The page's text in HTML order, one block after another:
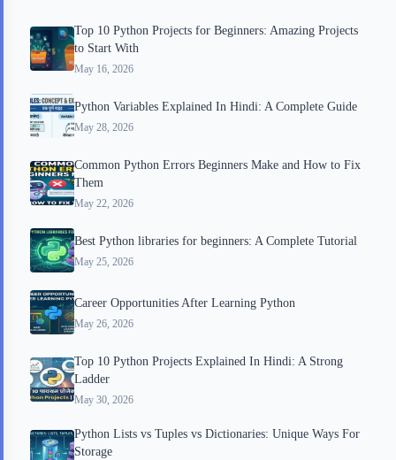
k
r
d
s
t
Top 10 Python Projects for Beginners: Amazing Projects
to Start With
May 16, 2026
Python Variables Explained In Hindi: A Complete Guide
May 28, 2026
Common Python Errors Beginners Make and How to Fix
Them
May 22, 2026
Best Python libraries for beginners: A Complete Tutorial
May 25, 2026
Career Opportunities After Learning Python
May 26, 2026
Top 10 Python Projects Explained In Hindi: A Strong
Ladder
May 30, 2026
Python Lists vs Tuples vs Dictionaries: Unique Ways For
Storage